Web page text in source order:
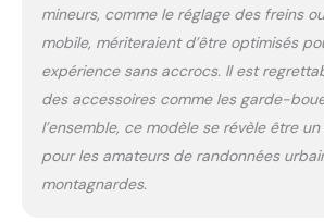
durable, ce
permet de
et plus
une charge
vous pouvez
une
100 km en
mineurs, comme le réglage des freins
mobile, mériteraient d’être optimisés
expérience sans accrocs. Il est
des accessoires comme les garde-
l’ensemble, ce modèle se révèle être
pour les amateurs de randonnées
montagnardes.